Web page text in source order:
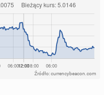
Źródło: currencybeacon.com